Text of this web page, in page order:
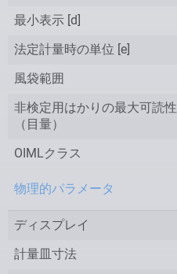
最小表示 [d]
法定計量時の単位 [e]
風袋範囲
非検定用はかりの最大可読性
（目量）
OIMLクラス
物理的パラメータ
ディスプレイ
計量皿寸法